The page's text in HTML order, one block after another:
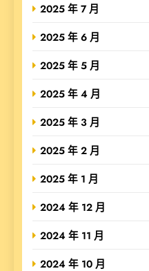
2025 年 7 月
2025 年 6 月
2025 年 5 月
2025 年 4 月
2025 年 3 月
2025 年 2 月
2025 年 1 月
2024 年 12 月
2024 年 11 月
2024 年 10 月